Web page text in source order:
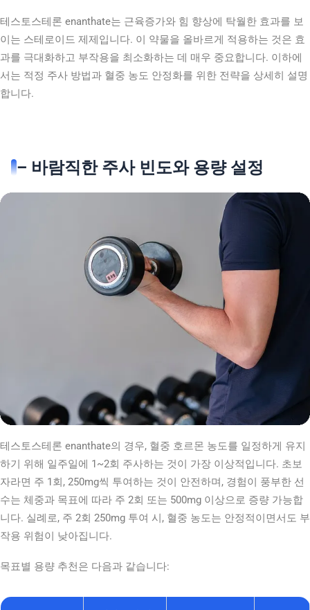
테스토스테론 enanthate는 근육증가와 힘 향상에 탁월한 효과를 보
이는 스테로이드 제제입니다. 이 약물을 올바르게 적용하는 것은 효
과를 극대화하고 부작용을 최소화하는 데 매우 중요합니다. 이하에
서는 적정 주사 방법과 혈중 농도 안정화를 위한 전략을 상세히 설명
합니다.
– 바람직한 주사 빈도와 용량 설정
테스토스테론 enanthate의 경우, 혈중 호르몬 농도를 일정하게 유지
하기 위해 일주일에 1~2회 주사하는 것이 가장 이상적입니다. 초보
자라면 주 1회, 250mg씩 투여하는 것이 안전하며, 경험이 풍부한 선
수는 체중과 목표에 따라 주 2회 또는 500mg 이상으로 증량 가능합
니다. 실례로, 주 2회 250mg 투여 시, 혈중 농도는 안정적이면서도 부
작용 위험이 낮아집니다.
목표별 용량 추천은 다음과 같습니다: